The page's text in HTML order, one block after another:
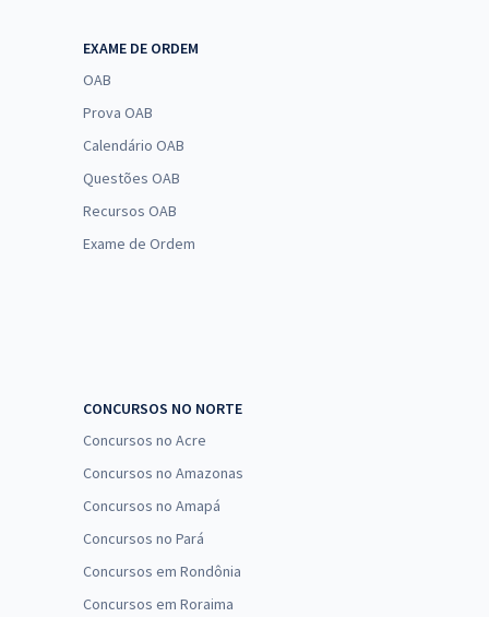
EXAME DE ORDEM
OAB
Prova OAB
Calendário OAB
Questões OAB
Recursos OAB
Exame de Ordem
CONCURSOS NO NORTE
Concursos no Acre
Concursos no Amazonas
Concursos no Amapá
Concursos no Pará
Concursos em Rondônia
Concursos em Roraima